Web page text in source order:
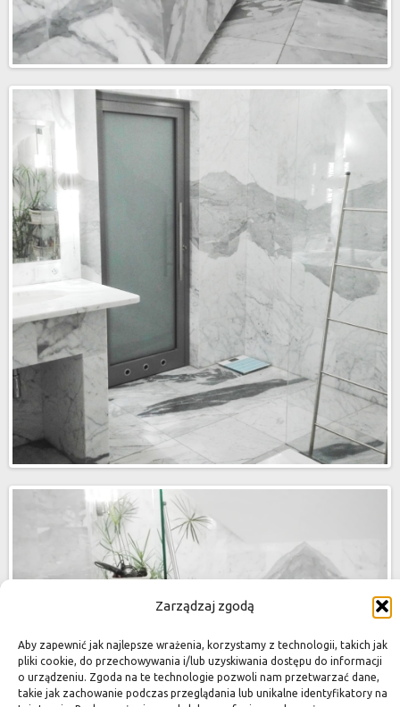
Zarządzaj zgodą
Aby zapewnić jak najlepsze wrażenia, korzystamy z technologii, takich jak
pliki cookie, do przechowywania i/lub uzyskiwania dostępu do informacji
o urządzeniu. Zgoda na te technologie pozwoli nam przetwarzać dane,
takie jak zachowanie podczas przeglądania lub unikalne identyfikatory na